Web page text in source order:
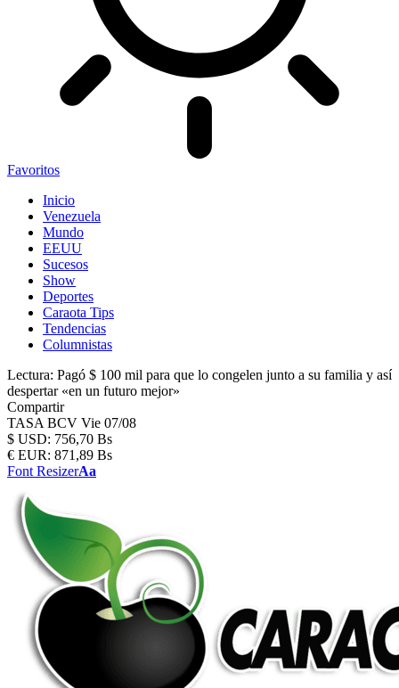
Favoritos
Inicio
Venezuela
Mundo
EEUU
Sucesos
Show
Deportes
Caraota Tips
Tendencias
Columnistas
Lectura: Pagó $ 100 mil para que lo congelen junto a su familia y así
despertar «en un futuro mejor»
Compartir
TASA BCV Vie 07/08
$ USD: 756,70 Bs
€ EUR: 871,89 Bs
Font ResizerAa